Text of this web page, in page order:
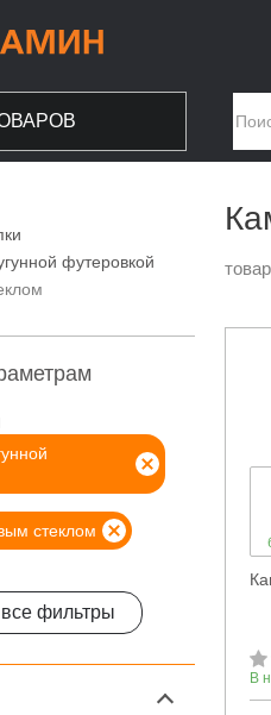
футеровкой
стеклом
фильтры
В